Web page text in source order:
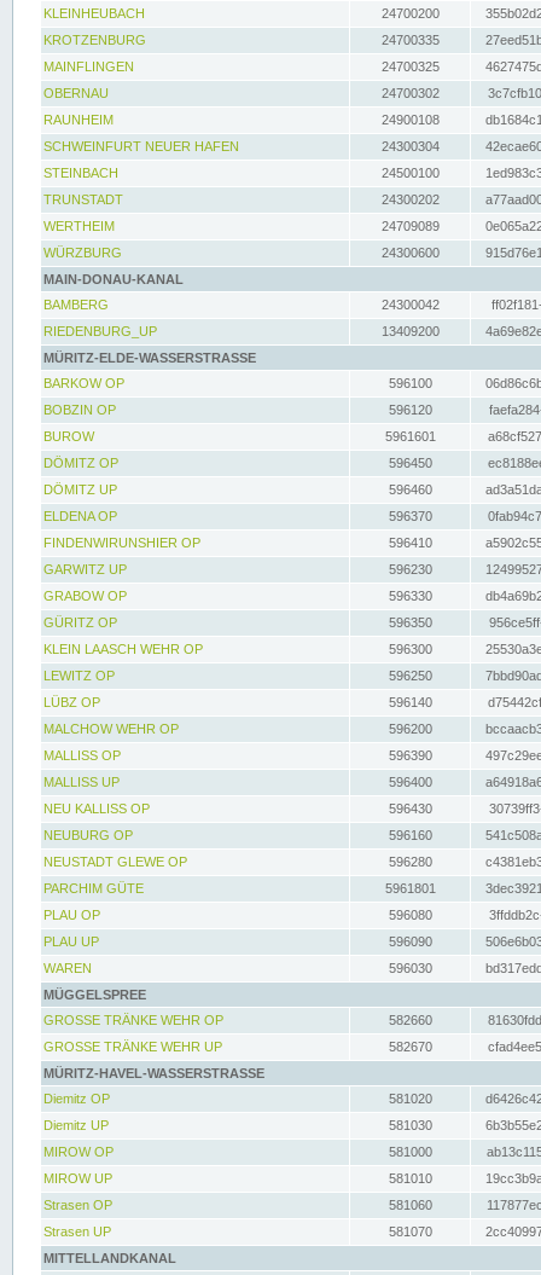
KLEINHEUBACH 24700200
KROTZENBURG
24700335
MAINFLINGEN
24700325
OBERNAU
24700302
RAUNHEIM
24900108
SCHWEINFURT NEUER HAFEN
24300304
STEINBACH
24500100
TRUNSTADT
24300202
WERTHEIM
24709089
WÜRZBURG
24300600
MAIN-DONAU-KANAL
BAMBERG
24300042
RIEDENBURG_UP
13409200
MÜRITZ-ELDE-WASSERSTRASSE
BARKOW OP
596100
BOBZIN OP
596120
BUROW
5961601
DÖMITZ OP
596450
DÖMITZ UP
596460
ELDENA OP
596370
FINDENWIRUNSHIER OP
596410
GARWITZ UP
596230
GRABOW OP
596330
GÜRITZ OP
596350
KLEIN LAASCH WEHR OP
596300
LEWITZ OP
596250
LÜBZ OP
596140
MALCHOW WEHR OP
596200
MALLISS OP
596390
MALLISS UP
596400
NEU KALLISS OP
596430
NEUBURG OP
596160
NEUSTADT GLEWE OP
596280
PARCHIM GÜTE
5961801
PLAU OP
596080
PLAU UP
596090
WAREN
596030
MÜGGELSPREE
GROSSE TRÄNKE WEHR OP
582660
GROSSE TRÄNKE WEHR UP
582670
MÜRITZ-HAVEL-WASSERSTRASSE
Diemitz OP
581020
Diemitz UP
581030
MIROW OP
581000
MIROW UP
581010
Strasen OP
581060
Strasen UP
581070
MITTELLANDKANAL